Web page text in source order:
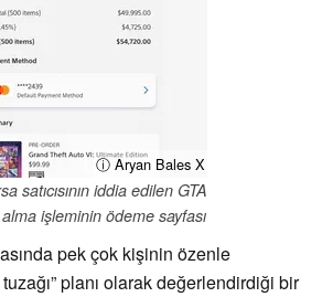
ⓘ Aryan Bales X
satıcısının iddia edilen GTA
alma işleminin ödeme sayfası
pek çok kişinin özenle
tuzağı” planı olarak değerlendirdiği bir